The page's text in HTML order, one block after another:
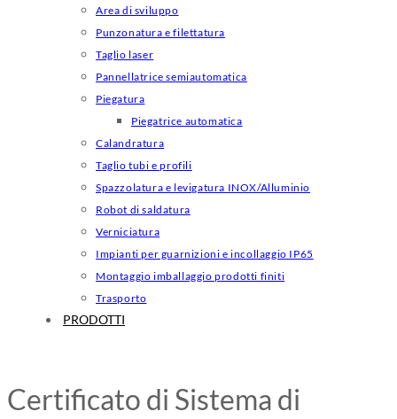
Area di sviluppo
Punzonatura e filettatura
Taglio laser
Pannellatrice semiautomatica
Piegatura
Piegatrice automatica
Calandratura
Taglio tubi e profili
Spazzolatura e levigatura INOX/Alluminio
Robot di saldatura
Verniciatura
Impianti per guarnizioni e incollaggio IP65
Montaggio imballaggio prodotti finiti
Trasporto
PRODOTTI
Certificato di Sistema di